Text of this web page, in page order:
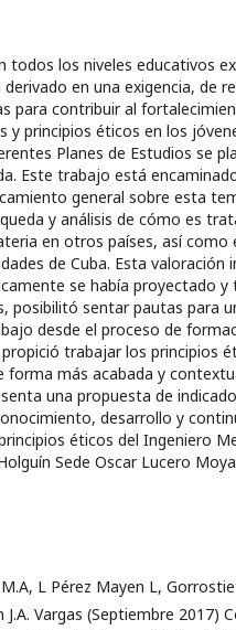
todos los niveles educativos
en una exigencia, de
para contribuir al
y principios éticos en los
Planes de Estudios se
Este trabajo está
general sobre esta
y análisis de cómo es
en otros países, así como
de Cuba. Esta valoración
se había proyectado y
posibilitó sentar pautas para
desde el proceso de
trabajar los principios
forma más acabada y
una propuesta de
desarrollo y
éticos del Ingeniero
Sede Oscar Lucero
L Pérez Mayen L,
J.A. Vargas (Septiembre 2017)